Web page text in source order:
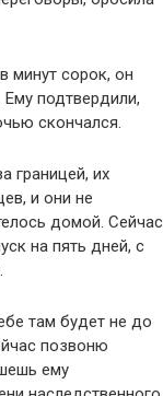
минут сорок, он
Ему подтвердили,
скончался.
границей, их
и они не
домой. Сейчас
на пять дней, с
там будет не до
позвоню
ему